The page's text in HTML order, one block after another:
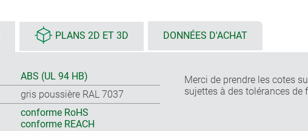
PLANS 2D ET 3D DONNÉES D'ACHAT
ABS (UL 94 HB)
gris poussière RAL 7037
conforme RoHS
conforme REACH
Merci de prendre les cotes
sujettes à des tolérances